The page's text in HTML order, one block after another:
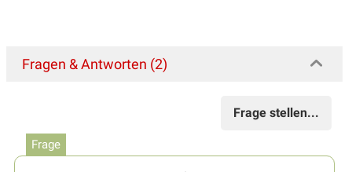
Fragen & Antworten (2)
Frage stellen...
Frage